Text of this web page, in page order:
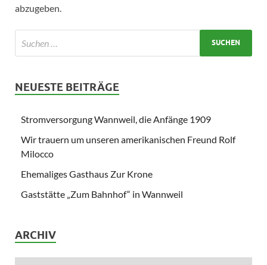
abzugeben.
NEUESTE BEITRÄGE
Stromversorgung Wannweil, die Anfänge 1909
Wir trauern um unseren amerikanischen Freund Rolf
Milocco
Ehemaliges Gasthaus Zur Krone
Gaststätte „Zum Bahnhof“ in Wannweil
ARCHIV